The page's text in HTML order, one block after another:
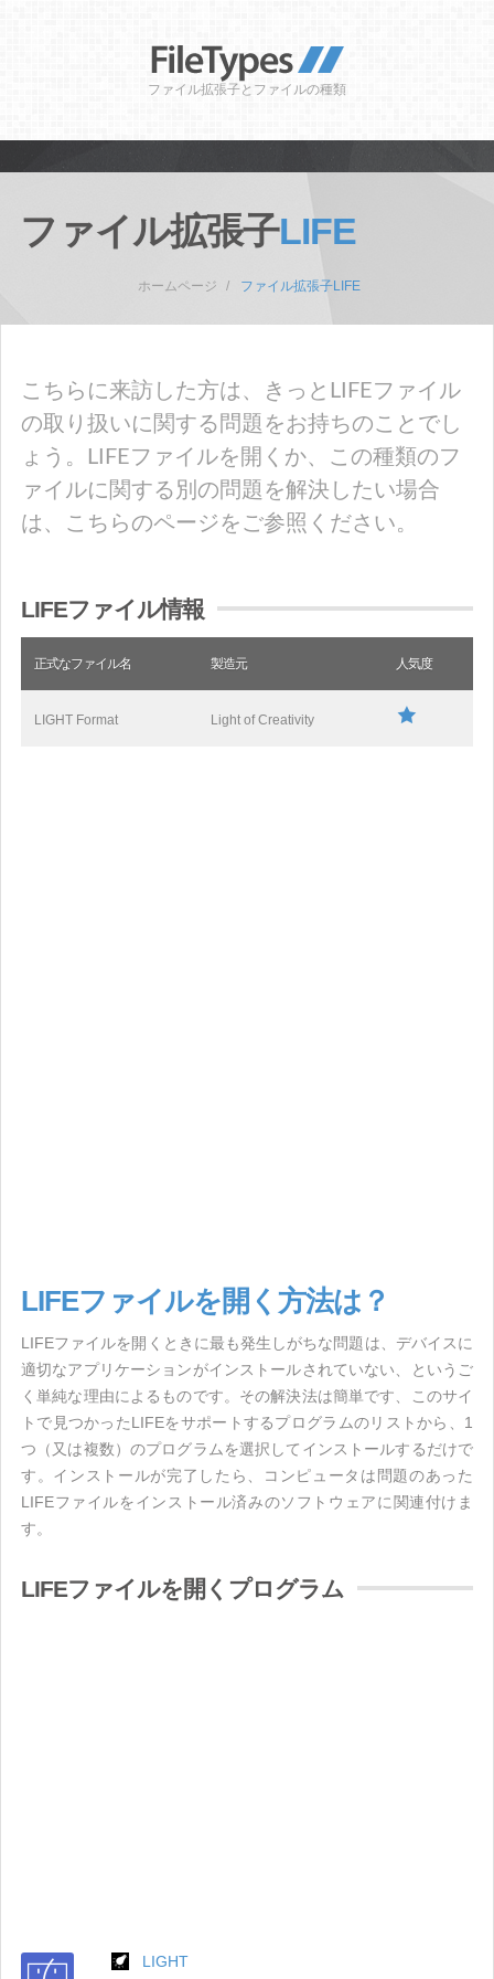
ファイル拡張子とファイルの種類
ファイル拡張子LIFE
ホームページ ファイル拡張子LIFE
こちらに来訪した方は、きっとLIFEファイル
の取り扱いに関する問題をお持ちのことでし
ょう。LIFEファイルを開くか、この種類のフ
ァイルに関する別の問題を解決したい場合
は、こちらのページをご参照ください。
LIFEファイル情報
正式なファイル名 製造元 人気度
LIGHT Format Light of Creativity
LIFEファイルを開く方法は？
LIFEファイルを開くときに最も発生しがちな問題は、デバイスに
適切なアプリケーションがインストールされていない、というご
く単純な理由によるものです。その解決法は簡単です、このサイ
トで見つかったLIFEをサポートするプログラムのリストから、1
つ（又は複数）のプログラムを選択してインストールするだけで
す。インストールが完了したら、コンピュータは問題のあった
LIFEファイルをインストール済みのソフトウェアに関連付けま
す。
LIFEファイルを開くプログラム
LIGHT